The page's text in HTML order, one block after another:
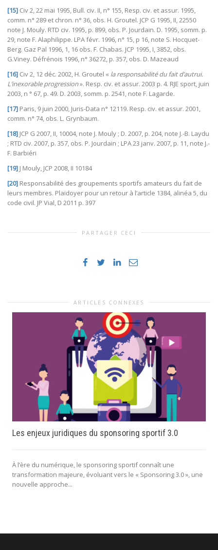
[15] Civ 2, 22 mai 1995, Bull. civ. II, n° 155, Resp. civ. et assur. 1995,
comm. n° 289 et chron. n° 36, obs. H. Groutel. JCP G 1995, II, 22550
note J. Mouly. RTD civ. 1995, p. 899, obs. P. Jourdain. D. 1995, somm. p.
29, note F. Alaphilippe. LPA févr. 1996, n° 15, p 16, note S. Hocquet-
Berg. Gaz Pal 1996, 1, 16 obs. F. Chabas. JCP 1995, I, 3852, obs.
G.Viney. Défrénois 1996, n° 36272, p. 357, obs. D. Mazeaud
[16] Civ 2, 12 déc. 2002, H. Groutel « la responsabilité du fait d’autrui.
L’inexorable progression». Resp. civ. et assur. 2003 p. 4. RJE sport, juin
2003, n ° 67, p. 49. D. 2003, somm. p. 2541, note F. Lagarde.
[17] Paris, 9 juin 2000, Juris-Data n° 12119. Resp. civ. et assur. 2001,
comm. n° 74, obs. L. Grynbaum.
[18] JCP G 2007, II, 10004, note J. Mouly ; D. 2007, p. 204, note J.-B. Laydu
; RTD civ. 2007, p. 357, obs. P. Jourdain ; LPA 23 janv. 2007, p. 11, note J.-
F. Barbiéri
[19] J Mouly, JCP 2008, II 10184
[20] Responsabilité des groupements sportifs amateurs du fait de
leurs membres. Plaidoyer pour un retour à l’article 1384, alinéa 5, du
code civil. JP Vial, D 2011 p. 397
PARTAGER CECI
ARTICLES CONNEXES
Les enjeux juridiques du sponsoring sportif 3.0
À l’ère du numérique, le sponsoring sportif connaît une
transformation majeure, évoluant vers le « Sponsoring 3.0 », une
nouvelle approche...